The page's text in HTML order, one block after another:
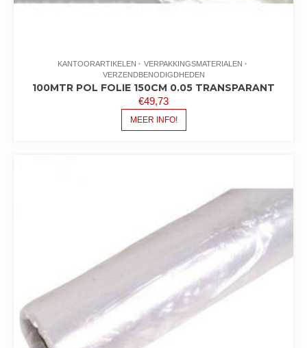
KANTOORARTIKELEN
VERPAKKINGSMATERIALEN
VERZENDBENODIGDHEDEN
100MTR POL FOLIE 150CM 0.05 TRANSPARANT
€49,73
MEER INFO!